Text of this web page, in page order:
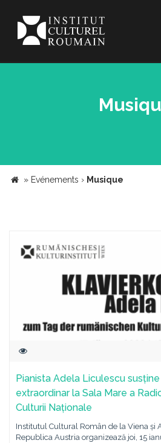
» Evénements › Musique
Pianista Adela Liculescu
extraordinar la Sala Mare a
Culturii Naționale
Institutul Cultural Român de la Viena și
Republica Austria organizează joi, 15